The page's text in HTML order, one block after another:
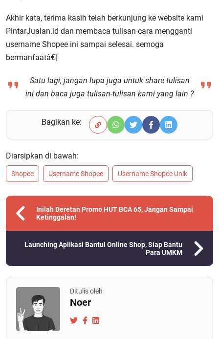
Akhir kata, terima kasih telah berkunjung ke website kami
PintarJualan.id dan membaca tulisan cara mengganti
username Shopee ini sampai selesai. semoga
bermanfaatâ€¦
Satu lagi, jangan lupa juga untuk share tulisan
ini dan baca juga tulisan-tulisan kami yang lain ?
Bagikan ke:
Diarsipkan di bawah:
Shopee Username Shopee Username Shopee Unik
Inilah Deretan Promo HUT BCA 65, Jangan Sampai
Ketinggalan!
Launching Aplikasi Bantul Online Shop, Siap Bantu
Para UMKM
Ditulis oleh
Noer